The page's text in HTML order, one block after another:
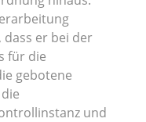
er bei der
für die
gebotene
und